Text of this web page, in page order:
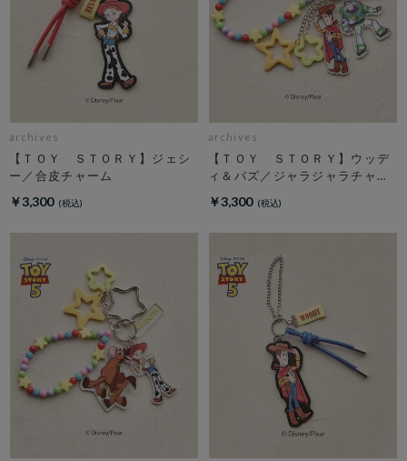
archives
【ＴＯＹ ＳＴＯＲＹ】ジェシ
ー／合皮チャーム
￥3,300
archives
【ＴＯＹ ＳＴＯＲＹ】ウッデ
ィ＆バズ／ジャラジャラチャー
￥3,300